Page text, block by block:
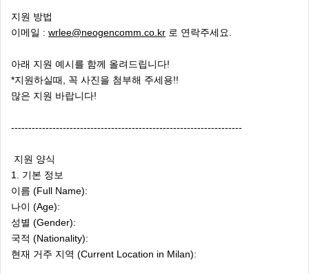
지원 방법
이메일 : wrlee@neogencomm.co.kr 로 연락주세요.
아래 지원 예시를 함께 올려드립니다!
*지원하실때, 꼭 사진을 첨부해 주세용!!
많은 지원 바랍니다!
-------------------------------------------------------------------
지원 양식
1. 기본 정보
이름 (Full Name):
나이 (Age):
성별 (Gender):
국적 (Nationality):
현재 거주 지역 (Current Location in Milan):